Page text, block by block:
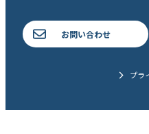
お問い合わせ
プラ